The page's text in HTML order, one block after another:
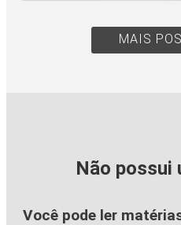
MAIS
Não possui
Você pode ler